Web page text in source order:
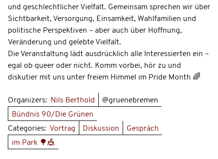
und geschlechtlicher Vielfalt. Gemeinsam sprechen wir über
Sichtbarkeit, Versorgung, Einsamkeit, Wahlfamilien und
politische Perspektiven – aber auch über Hoffnung,
Veränderung und gelebte Vielfalt.
Die Veranstaltung lädt ausdrücklich alle Interessierten ein –
egal ob queer oder nicht. Komm vorbei, hör zu und
diskutier mit uns unter freiem Himmel im Pride Month 🌈
Organizers: Nils Berthold
@gruenebremen
Bündnis 90/Die Grünen
Categories: Vortrag Diskussion
Gespräch
im Park 🌳🎪